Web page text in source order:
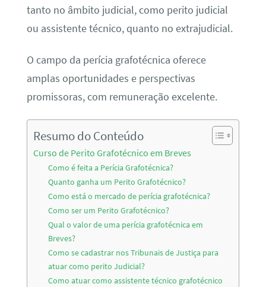
tanto no âmbito judicial, como perito judicial
ou assistente técnico, quanto no extrajudicial.
O campo da perícia grafotécnica oferece
amplas oportunidades e perspectivas
promissoras, com remuneração excelente.
Resumo do Conteúdo
Curso de Perito Grafotécnico em Breves
Como é feita a Perícia Grafotécnica?
Quanto ganha um Perito Grafotécnico?
Como está o mercado de perícia grafotécnica?
Como ser um Perito Grafotécnico?
Qual o valor de uma perícia grafotécnica em
Breves?
Como se cadastrar nos Tribunais de Justiça para
atuar como perito Judicial?
Como atuar como assistente técnico grafotécnico